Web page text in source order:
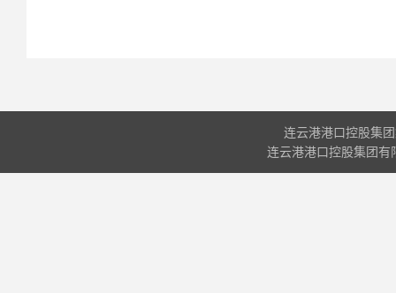
连云港港口控股集
连云港港口控股集团有